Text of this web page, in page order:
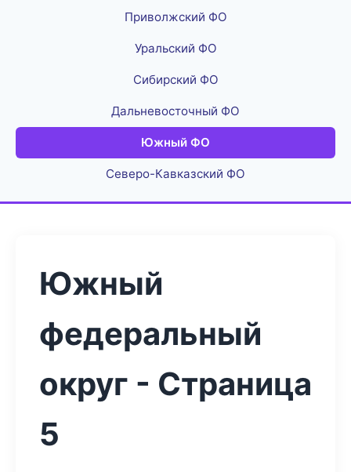
Приволжский ФО
Уральский ФО
Сибирский ФО
Дальневосточный ФО
Южный ФО
Северо-Кавказский ФО
Южный
федеральный
округ - Страница
5